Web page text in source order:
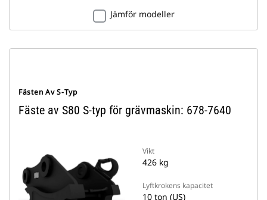
Jämför modeller
Fästen Av S-Typ
Fäste av S80 S-typ för grävmaskin: 678-7640
Vikt
426 kg
Lyftkrokens kapacitet
10 ton (US)